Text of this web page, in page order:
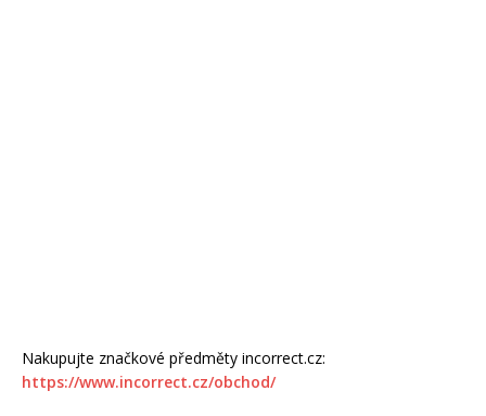
Nakupujte značkové předměty incorrect.cz:
https://www.incorrect.cz/obchod/